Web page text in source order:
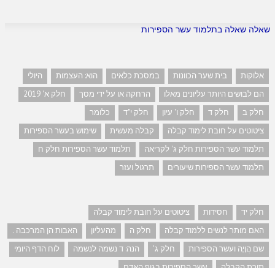
שאלה שאלה בתלמוד עשר הספירות
אלוקות בית שער הכוונות במסכת כלאים הוא: העצמות
היולי
הם לבושים היותר עליונים מאלו
הרחקה או על ידי מסך
חלק א' 2019
חלק ב
חלק ד חלק ו' עיון חלק י"ד
כלומר
ציטוטים על חובת לימוד קבלה
קבלה מעשית
שימוש בעשר הספירות
תלמוד עשר הספירות חלק ג' לקריאה
תלמוד עשר הספירות חלק ח
תלמוד עשר הספירות שיעורים
תרגול ועזר
חלק יד חסידות
ציטוטים על חובת לימוד קבלה
האם מותר לנשים ללמוד קבלה
חלק ה מהעליון
האבות הן המרכבה .
שם הֲוָיָה ועשר הספירות
חלק ג' הנה: ד נשמה לנשמה
לוח הדף היומי